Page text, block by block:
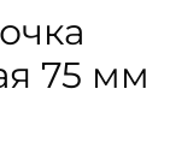
75 мм